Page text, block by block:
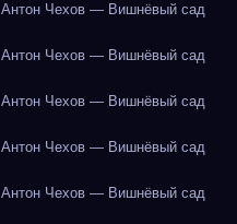
Антон Чехов — Вишнёвый сад
Антон Чехов — Вишнёвый сад
Антон Чехов — Вишнёвый сад
Антон Чехов — Вишнёвый сад
Антон Чехов — Вишнёвый сад